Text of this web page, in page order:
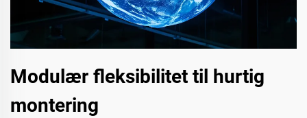
Modulær fleksibilitet til hurtig
montering